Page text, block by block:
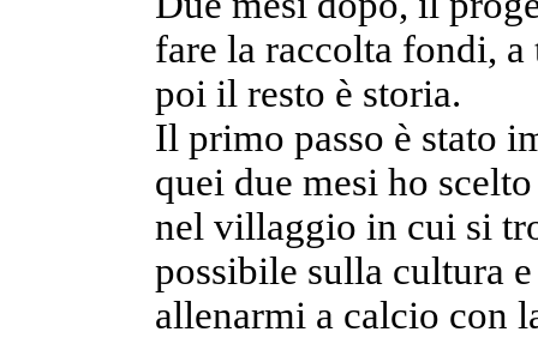
fare la raccolta fondi, a
poi il resto è storia.
Il primo passo è stato
quei due mesi ho
nel villaggio in cui si
possibile sulla cultura
allenarmi a calcio con